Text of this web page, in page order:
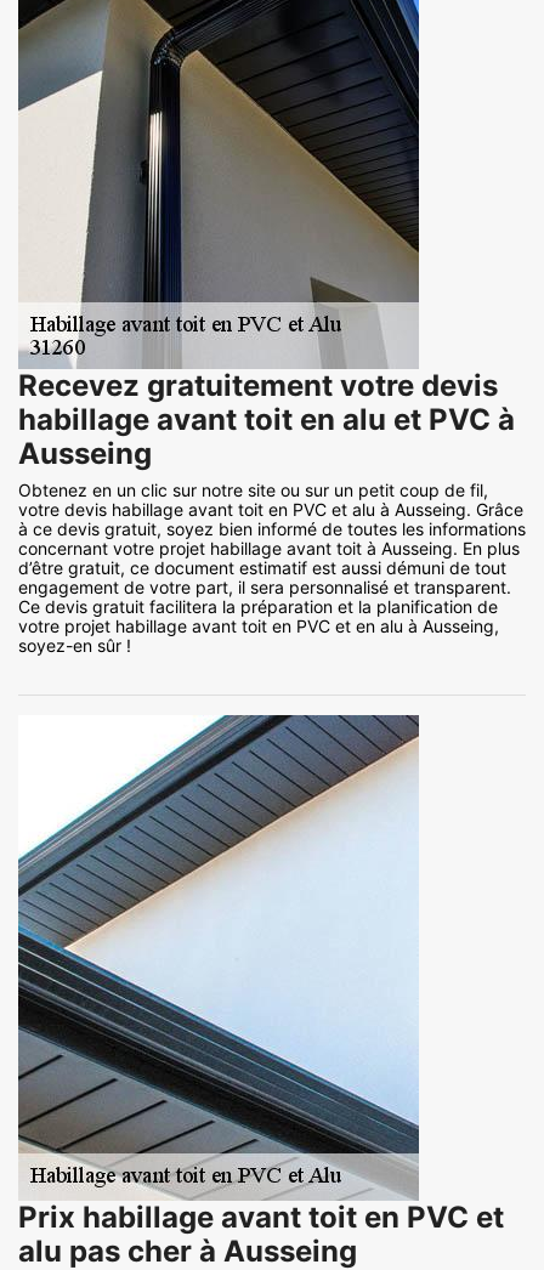
Recevez gratuitement votre devis
habillage avant toit en alu et PVC à
Ausseing
Obtenez en un clic sur notre site ou sur un petit coup de fil,
votre devis habillage avant toit en PVC et alu à Ausseing. Grâce
à ce devis gratuit, soyez bien informé de toutes les informations
concernant votre projet habillage avant toit à Ausseing. En plus
d’être gratuit, ce document estimatif est aussi démuni de tout
engagement de votre part, il sera personnalisé et transparent.
Ce devis gratuit facilitera la préparation et la planification de
votre projet habillage avant toit en PVC et en alu à Ausseing,
soyez-en sûr !
Prix habillage avant toit en PVC et
alu pas cher à Ausseing